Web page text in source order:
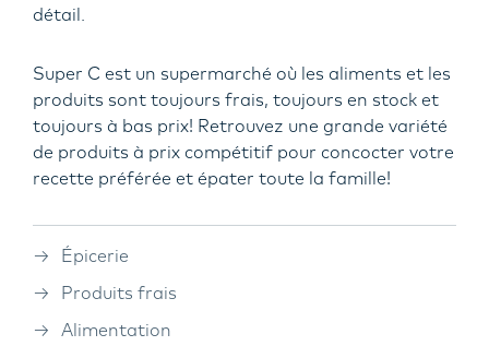
détail.
Super C est un supermarché où les aliments et les
produits sont toujours frais, toujours en stock et
toujours à bas prix! Retrouvez une grande variété
de produits à prix compétitif pour concocter votre
recette préférée et épater toute la famille!
Épicerie
Produits frais
Alimentation